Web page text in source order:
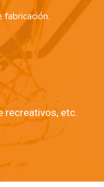
recreativos, etc.